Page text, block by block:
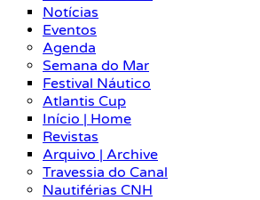
Notícias
Eventos
Agenda
Semana do Mar
Festival Náutico
Atlantis Cup
Início | Home
Revistas
Arquivo | Archive
Travessia do Canal
Nautiférias CNH